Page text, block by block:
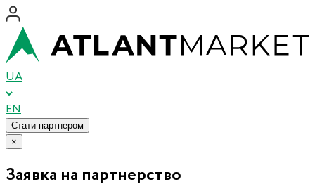
UA
EN
Стати партнером
×
Заявка на партнерство